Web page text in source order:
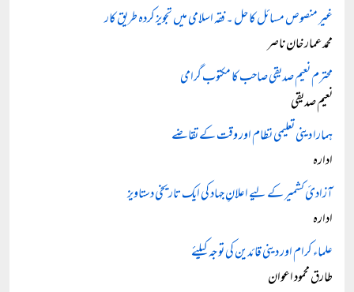
غیر منصوص مسائل کا حل ۔ فقہ اسلامی میں تجویز کردہ طریق کار
محمد عمار خان ناصر
محترم نعیم صدیقی صاحب کا مکتوب گرامی
نعیم صدیقی
ہمارا دینی تعلیمی نظام اور وقت کے تقاضے
ادارہ
آزادیٔ کشمیر کے لیے اعلانِ جہاد کی ایک تاریخی دستاویز
ادارہ
علماء کرام اور دینی قائدین کی توجہ کیلئے
طارق محمود اعوان